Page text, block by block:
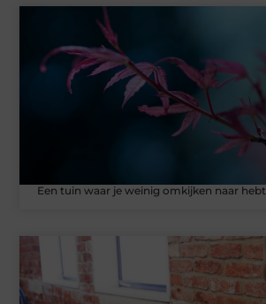
Een tuin waar je weinig omkijken naar hebt